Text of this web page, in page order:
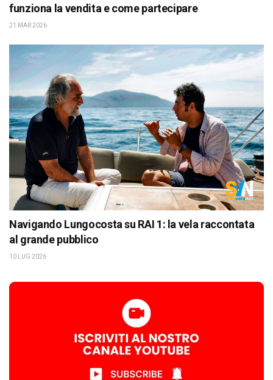
funziona la vendita e come partecipare
21 MAR 2026
Navigando Lungocosta su RAI 1: la vela raccontata
al grande pubblico
10 LUG 2026